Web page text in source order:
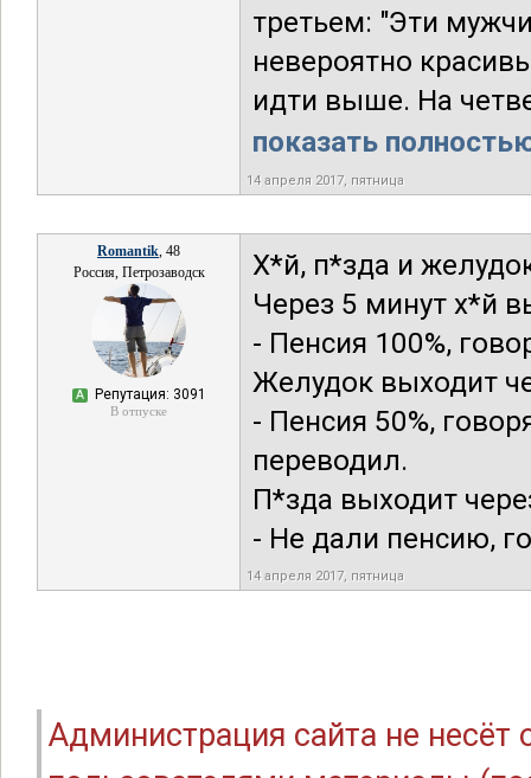
третьем: "Эти
невероятно
идти выше. На
показать
14 апреля 2017, пятница
Romantik, 48
Россия, Петрозаводск
А Репутация: 3091
В отпуске
Х*й, п*зда и
Через 5 минут х*й
- Пенсия 100%,
Желудок выходит
- Пенсия 50%,
переводил.
П*зда выходит
- Не дали пенсию,
14 апреля 2017, пятница
Администрация сайта не